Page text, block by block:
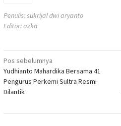
Penulis: sukrijal dwi aryanto
Editor: azka
Navigasi
pos
Pos sebelumnya
Yudhianto Mahardika Bersama 41
Pengurus Perkemi Sultra Resmi
Dilantik